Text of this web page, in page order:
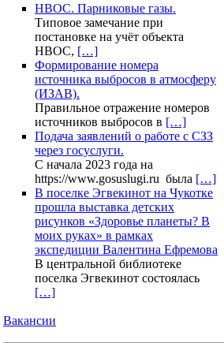
НВОС. Парниковые газы.
Типовое замечание при
постановке на учёт объекта
НВОС, […]
Формирование номера
источника выбросов в атмосферу
(ИЗАВ).
Правильное отражение номеров
источников выбросов в […]
Подача заявлений о работе с СЗЗ
через госуслуги.
С начала 2023 года на
https://www.gosuslugi.ru была […]
В поселке Эгвекинот на Чукотке
прошла выставка детских
рисунков «Здоровье планеты? В
моих руках» в рамках
экспедиции Валентина Ефремова
В центральной библиотеке
поселка Эгвекинот состоялась
[…]
Вакансии